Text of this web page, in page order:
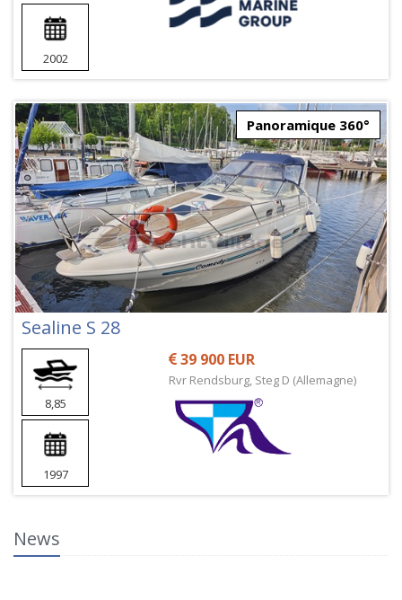
2002
Panoramique 360°
Sealine S 28
8,85
1997
39 900 EUR
Rvr Rendsburg, Steg D (Allemagne)
News